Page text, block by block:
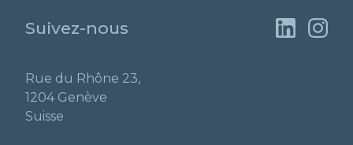
Suivez-nous
Rue du Rhône 23,
1204 Genève
Suisse